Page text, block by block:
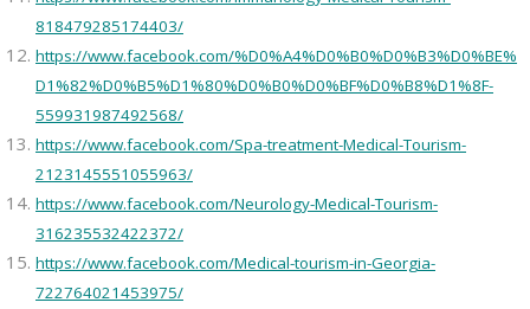
818479285174403/
https://www.facebook.com/%D0%A4%D0%B0%D0%B3%D0%BE%
D1%82%D0%B5%D1%80%D0%B0%D0%BF%D0%B8%D1%8F-
559931987492568/
https://www.facebook.com/Spa-treatment-Medical-Tourism-
2123145551055963/
https://www.facebook.com/Neurology-Medical-Tourism-
316235532422372/
https://www.facebook.com/Medical-tourism-in-Georgia-
722764021453975/